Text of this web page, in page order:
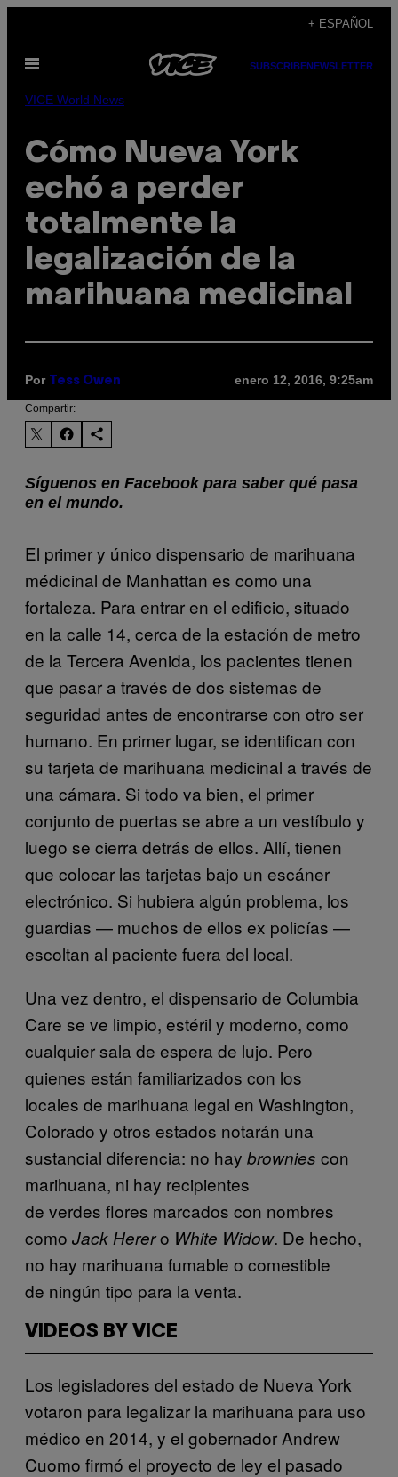
contenido
+ ESPAÑOL
Abrir
SUBSCRIBENEWSLETTER
VICE World News
Cómo Nueva York
echó a perder
totalmente la
legalización de la
marihuana medicinal
Por Tess Owen enero 12, 2016, 9:25am
Compartir:
Síguenos en Facebook para saber qué pasa
en el mundo.
El primer y único dispensario de marihuana
médicinal de Manhattan es como una
fortaleza. Para entrar en el edificio, situado
en la calle 14, cerca de la estación de metro
de la Tercera Avenida, los pacientes tienen
que pasar a través de dos sistemas de
seguridad antes de encontrarse con otro ser
humano. En primer lugar, se identifican con
su tarjeta de marihuana medicinal a través de
una cámara. Si todo va bien, el primer
conjunto de puertas se abre a un vestíbulo y
luego se cierra detrás de ellos. Allí, tienen
que colocar las tarjetas bajo un escáner
electrónico. Si hubiera algún problema, los
guardias — muchos de ellos ex policías —
escoltan al paciente fuera del local.
Una vez dentro, el dispensario de Columbia
Care se ve limpio, estéril y moderno, como
cualquier sala de espera de lujo. Pero
quienes están familiarizados con los
locales de marihuana legal en Washington,
Colorado y otros estados notarán una
sustancial diferencia: no hay brownies con
marihuana, ni hay recipientes
de verdes flores marcados con nombres
como Jack Herero White Widow. De hecho,
no hay marihuana fumable o comestible
de ningún tipo para la venta.
VIDEOS BY VICE
Los legisladores del estado de Nueva York
votaron para legalizar la marihuana para uso
médico en 2014, y el gobernador Andrew
Cuomo firmó el proyecto de ley el pasado